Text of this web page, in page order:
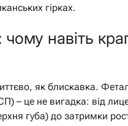
гірках.
чому навіть
як блискавка.
– це не вигадка: від
губа) до затримки